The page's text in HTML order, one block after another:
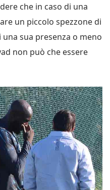
che in caso di una
un piccolo spezzone di
sua presenza o meno
non può che essere